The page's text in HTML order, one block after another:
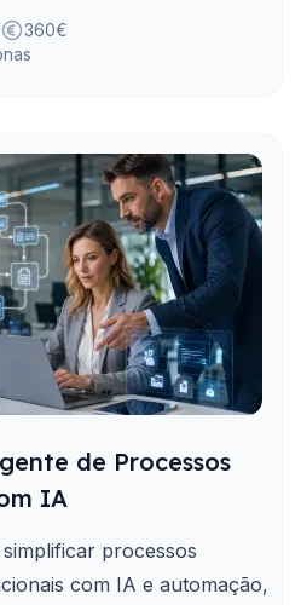
360€
de Processos
IA
processos
com IA e automação,